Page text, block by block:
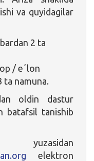
va quyidagilar
2 ta
/ eʼlon
ta namuna.
oldin dastur
batafsil tanishib
elektron